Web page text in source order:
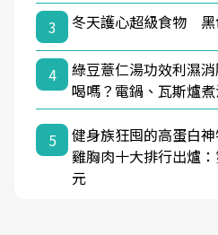
3
冬天護心超級食物 黑
4
綠豆薏仁湯功效利濕
喝嗎？電鍋、瓦斯爐
5
健身族狂囤的高蛋白
雞胸肉十大排行出爐
元